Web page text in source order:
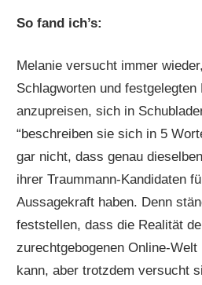
So fand ich’s:
Melanie versucht immer
Schlagworten und festgelegten
anzupreisen, sich in
“beschreiben sie sich in 5
gar nicht, dass genau
ihrer Traummann-Kandidaten
Aussagekraft haben. Denn
feststellen, dass die Realität
zurechtgebogenen Online-
kann, aber trotzdem versucht